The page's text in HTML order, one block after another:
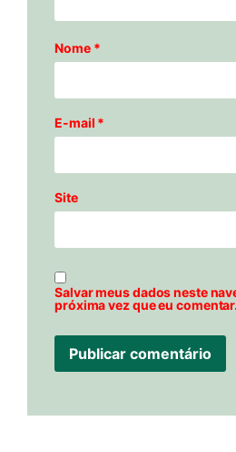
Nome *
E-mail *
Site
Salvar meus dados neste
próxima vez que eu comentar.